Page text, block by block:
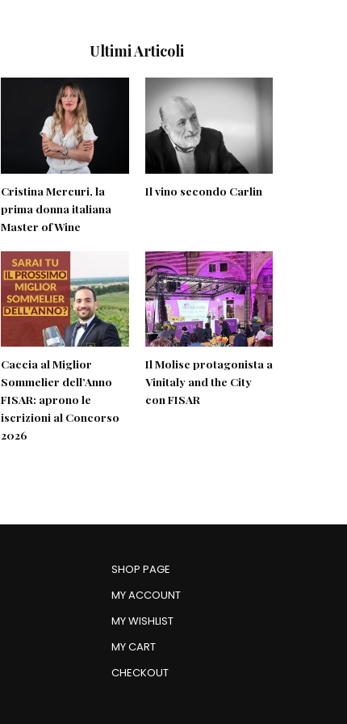
Ultimi Articoli
Cristina Mercuri, la
prima donna italiana
Master of Wine
Il vino secondo Carlin
Caccia al Miglior
Sommelier dell’Anno
FISAR: aprono le
iscrizioni al Concorso
2026
Il Molise protagonista a
Vinitaly and the City
con FISAR
SHOP PAGE
MY ACCOUNT
MY WISHLIST
MY CART
CHECKOUT